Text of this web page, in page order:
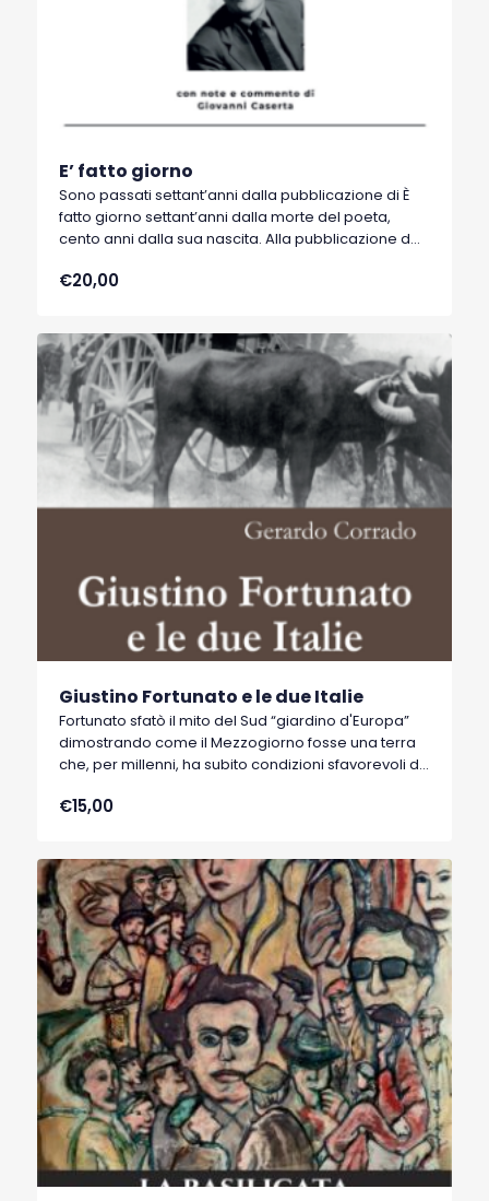
E’ fatto giorno
Sono passati settant’anni dalla pubblicazione di È
fatto giorno settant’anni dalla morte del poeta,
cento anni dalla sua nascita. Alla pubblicazione del
del “caso” letterario di quell’anno e degli anni
diremmo sostenuta, con presentazione,
illustrazione, commento ed interpretazione del
testo, lirica dopo lirica
€20,00
Giustino Fortunato e le due Italie
Fortunato sfatò il mito del Sud “giardino d'Europa”
dimostrando come il Mezzogiorno fosse una terra
che, per millenni, ha subito condizioni sfavorevoli di
L’autore ci aiuta a vedere come matura in Fortunato
liberale e che sfiora l'idea di un socialismo di Stato.
€15,00